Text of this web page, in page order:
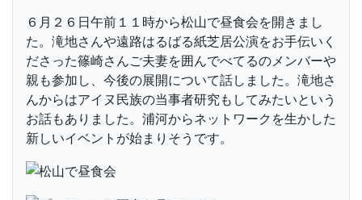
６月２６日午前１１時から松山で昼食会を開きまし
た。滝地さんや遠路はるばる紙芝居公演をお手伝いく
ださった篠崎さんご夫妻を囲んでべてるのメンバーや
親も参加し、今後の展開について話しました。滝地さ
んからはアイヌ民族の当事者研究もしてみたいという
お話もありました。浦河からネットワークを生かした
新しいイベントが始まりそうです。